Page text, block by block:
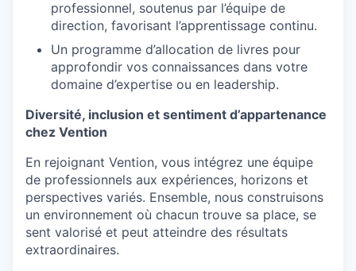
professionnel, soutenus par l’équipe de
direction, favorisant l’apprentissage continu.
Un programme d’allocation de livres pour
approfondir vos connaissances dans votre
domaine d’expertise ou en leadership.
Diversité, inclusion et sentiment d’appartenance
chez Vention
En rejoignant Vention, vous intégrez une équipe
de professionnels aux expériences, horizons et
perspectives variés. Ensemble, nous construisons
un environnement où chacun trouve sa place, se
sent valorisé et peut atteindre des résultats
extraordinaires.